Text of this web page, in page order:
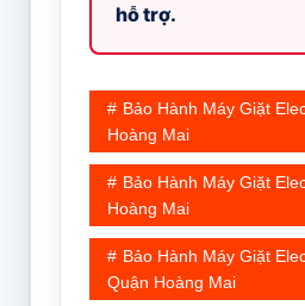
hỗ trợ.
Bảo Hành Máy Giặt
Hoàng Mai
Bảo Hành Máy Giặt
Hoàng Mai
Bảo Hành Máy Giặt
Quận Hoàng Mai